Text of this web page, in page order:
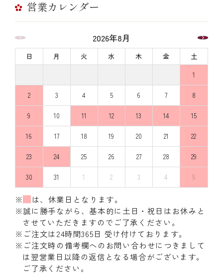
営業カレンダー
2026年8月
日 月 火 水 木 金
土
1
2 3 4 5 6 7 8
9 10 11 12 13 14 15
16 17 18 19 20 21 22
23 24 25 26 27 28 29
30 31 1 2 3 4 5
※
は、休業日となります。
※誠に勝手ながら、基本的に土日・祝日はお休みと
させていただきますのでご了承ください。
※ご注文は24時間365日 受け付けております。
※ご注文時の備考欄へのお問い合わせにつきまして
は翌営業日以降の返信となる場合がございます。
ご了承ください。